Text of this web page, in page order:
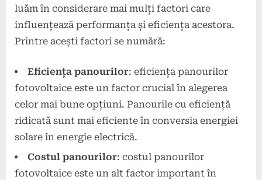
luăm în considerare mai mulți factori care
influențează performanța și eficiența acestora.
Printre acești factori se numără:
Eficiența panourilor: eficiența panourilor
fotovoltaice este un factor crucial în alegerea
celor mai bune opțiuni. Panourile cu eficiență
ridicată sunt mai eficiente în conversia energiei
solare în energie electrică.
Costul panourilor: costul panourilor
fotovoltaice este un alt factor important în